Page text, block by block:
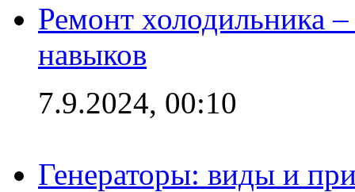
Ремонт холодильника
навыков
7.9.2024, 00:10
Генераторы: виды и